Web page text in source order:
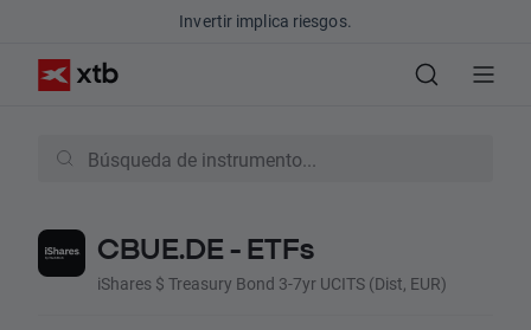
Invertir implica riesgos.
CBUE.DE - ETFs
iShares $ Treasury Bond 3-7yr UCITS (Dist, EUR)